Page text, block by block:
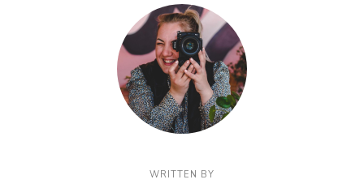
WRITTEN BY